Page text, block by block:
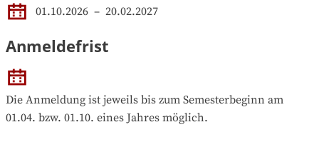
01.10.2026 – 20.02.2027
Anmeldefrist
Die Anmeldung ist jeweils bis zum Semesterbeginn am
01.04. bzw. 01.10. eines Jahres möglich.